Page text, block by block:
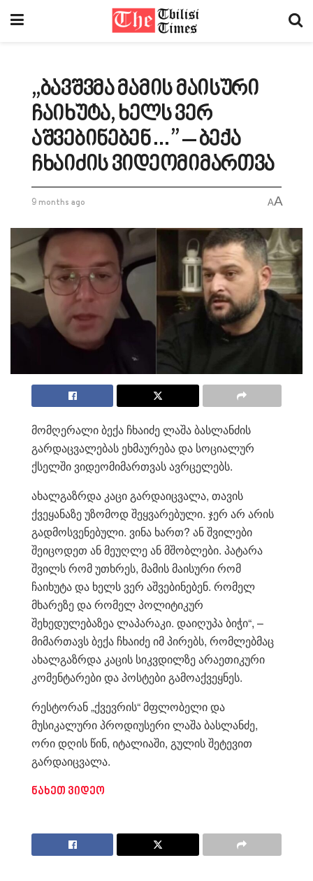
„ბავშვმა მამის მაისური
ჩაიხუტა, ხელს ვერ
აშვებინებენ…” – ბექა
ჩხაიძის ვიდეომიმართვა
9 months ago AA
მომღერალი ბექა ჩხაიძე ლაშა ბასლანძის
გარდაცვალებას ეხმაურება და სოციალურ
ქსელში ვიდეომიმართვას ავრცელებს.
ახალგაზრდა კაცი გარდაიცვალა, თავის
ქვეყანაზე უზომოდ შეყვარებული. ჯერ არ არის
გადმოსვენებული. ვინა ხართ? ან შვილები
შეიცოდეთ ან მეუღლე ან მშობლები. პატარა
შვილს რომ უთხრეს, მამის მაისური რომ
ჩაიხუტა და ხელს ვერ აშვებინებენ. რომელ
მხარეზე და რომელ პოლიტიკურ
შეხედულებაზეა ლაპარაკი. დაიღუპა ბიჭი“, –
მიმართავს ბექა ჩხაიძე იმ პირებს, რომლებმაც
ახალგაზრდა კაცის სიკვდილზე არაეთიკური
კომენტარები და პოსტები გამოაქვეყნეს.
რესტორან „ქვევრის“ მფლობელი და
მუსიკალური პროდიუსერი ლაშა ბასლანძე,
ორი დღის წინ, იტალიაში, გულის შეტევით
გარდაიცვალა.
ნახეთ ვიდეო